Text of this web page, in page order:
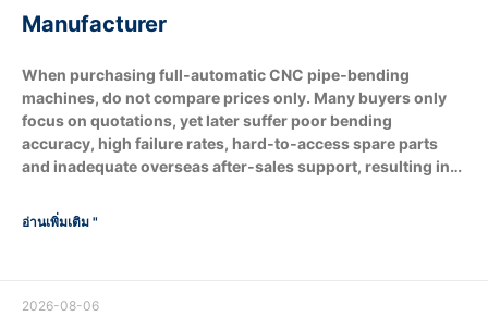
Manufacturer
When purchasing full‑automatic CNC pipe‑bending
machines, do not compare prices only. Many buyers only
focus on quotations, yet later suffer poor bending
accuracy, high failure rates, hard‑to‑access spare parts
and inadequate overseas after‑sales support, resulting in
machine manufacturer shall match your tube‑processing
supplying standard regular‑version machines. Verify real
อ่านเพิ่มเติม "
2026-08-06